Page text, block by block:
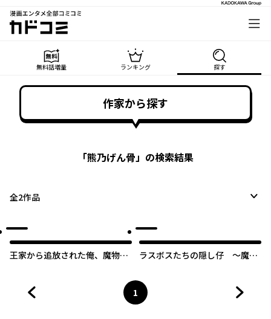
漫画エンタメ全部コミコミ
カドコミ
無料話増量 ランキング 探す
作家から探す
「熊乃げん骨」の検索結果
全2作品
王家から追放された俺、魔物は
ます ～最弱スキルと馬鹿にされ
た『鑑定』の正体は、全てを見
ラスボスたちの隠し仔 ～魔王
ーは自由気ままに『魔導言語
《マジックコード》』を開発す
る～
ページ
1
へ